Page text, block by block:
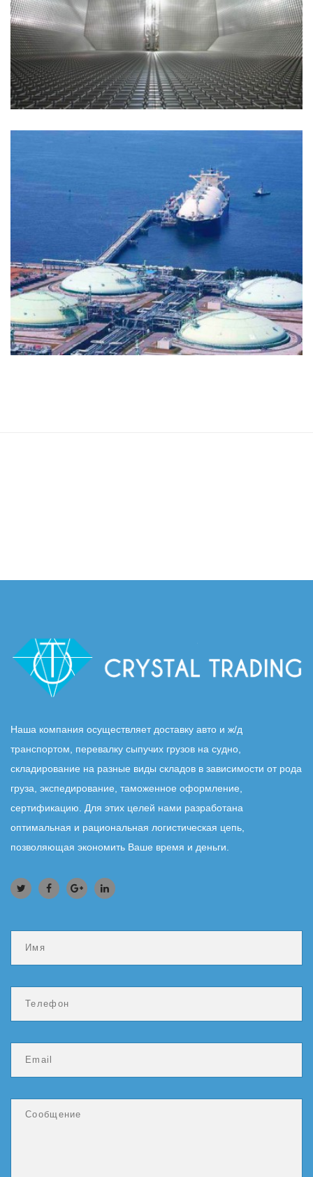
Наша компания осуществляет доставку авто и ж/д
транспортом, перевалку сыпучих грузов на судно,
складирование на разные виды складов в зависимости от рода
груза, экспедирование, таможенное оформление,
сертификацию. Для этих целей нами разработана
оптимальная и рациональная логистическая цепь,
позволяющая экономить Ваше время и деньги.